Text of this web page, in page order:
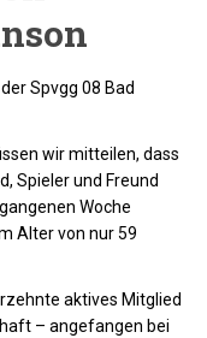
Spvgg 08 Bad
wir mitteilen, dass
Spieler und Freund
Woche
Alter von nur 59
aktives Mitglied
– angefangen bei